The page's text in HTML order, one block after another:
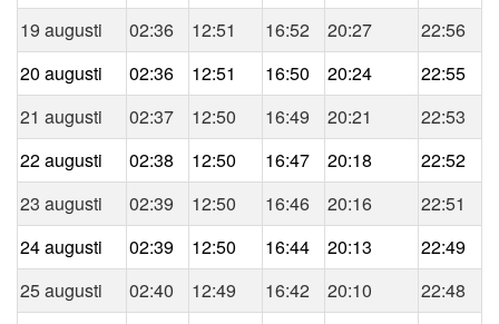
19 augusti
02:36 12:51 16:52 20:27
22:56
20 augusti
02:36 12:51 16:50 20:24
22:55
21 augusti
02:37 12:50 16:49 20:21
22:53
22 augusti
02:38 12:50 16:47 20:18
22:52
23 augusti
02:39 12:50 16:46 20:16
22:51
24 augusti
02:39 12:50 16:44 20:13
22:49
25 augusti
02:40 12:49 16:42 20:10
22:48